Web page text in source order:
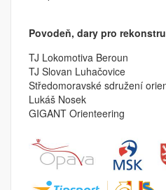
Povodeň, dary pro
TJ Lokomotiva Beroun
TJ Slovan Luhačovice
Středomoravské sdružení
Lukáš Nosek
GIGANT Orienteering